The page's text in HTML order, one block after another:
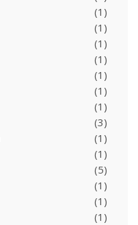
(1)
(1)
(1)
(1)
(1)
(1)
(1)
(3)
(1)
(1)
(5)
(1)
(1)
(1)